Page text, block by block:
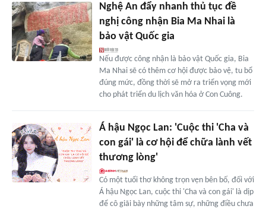
Nghệ An đẩy nhanh thủ tục đề
nghị công nhận Bia Ma Nhai là
bảo vật Quốc gia
Nếu được công nhận là bảo vật Quốc gia, Bia
Ma Nhai sẽ có thêm cơ hội được bảo vệ, tu bổ
đúng mức, đồng thời sẽ mở ra triển vọng mới
cho phát triển du lịch văn hóa ở Con Cuông.
Á hậu Ngọc Lan: 'Cuộc thi 'Cha và
con gái' là cơ hội để chữa lành vết
thương lòng'
Có một tuổi thơ không trọn vẹn bên bố, đối với
Á hậu Ngọc Lan, cuộc thi 'Cha và con gái' là dịp
để cô giãi bày những tâm sự, những điều chưa